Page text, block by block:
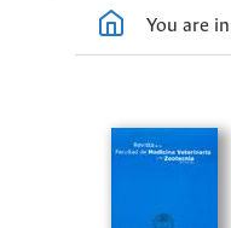
You are